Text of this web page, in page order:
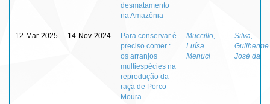
desmatamento
na Amazônia
12-Mar-2025 14-Nov-2024
Para conservar é
preciso comer :
os arranjos
multiespécies na
reprodução da
raça de Porco
Moura
Muccillo,
Luísa
Menuci
Silva,
Guilherme
José da